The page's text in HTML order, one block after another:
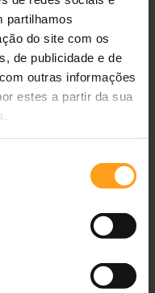
partilhamos
do site com os
de publicidade e de
outras informações
estes a partir da sua
kg
Hills Prescription Diet
Hills Prescription Diet